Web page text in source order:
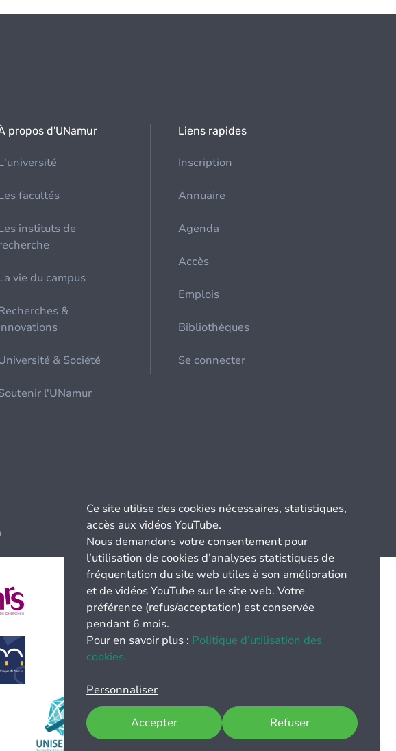
propos d'UNamur
facultés
instituts de
vie du campus
&
& Société
l'UNamur
Liens rapides
Inscription
Annuaire
Agenda
Accès
Emplois
Bibliothèques
Se connecter
Ce site utilise des cookies nécessaires, statistiques,
accès aux vidéos YouTube.
Nous demandons votre consentement pour
l’utilisation de cookies d’analyses statistiques de
fréquentation du site web utiles à son amélioration
et de vidéos YouTube sur le site web. Votre
préférence (refus/acceptation) est conservée
pendant 6 mois.
Pour en savoir plus : Politique d’utilisation des
cookies.
Personnaliser
Refuser
Accepter